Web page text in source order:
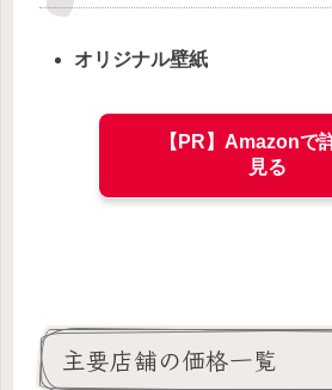
オリジナル壁紙
【PR】Amazonで
見る
主要店舗の価格一覧